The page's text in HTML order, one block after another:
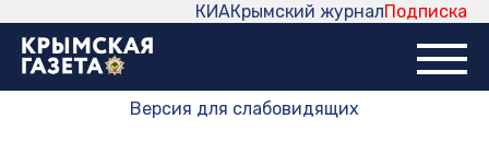
Подписка
Крымский журнал
КИА
Версия для слабовидящих